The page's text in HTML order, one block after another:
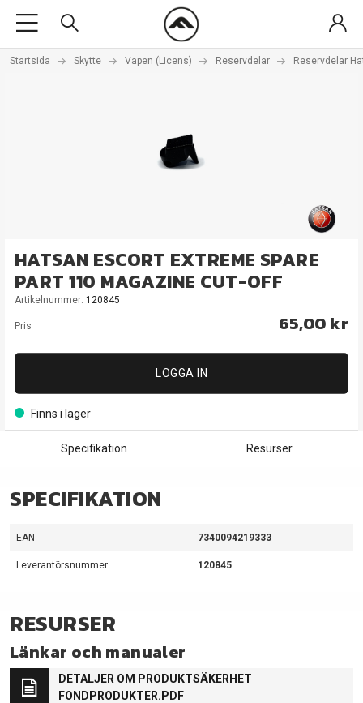
Startsida Skytte Vapen (Licens) Reservdelar Reservdelar
HATSAN ESCORT EXTREME SPARE
PART 110 MAGAZINE CUT-OFF
Artikelnummer: 120845
Pris 65,00 kr
LOGGA IN
Finns i lager
Specifikation Resurser
SPECIFIKATION
EAN 7340094219333
Leverantörsnummer 120845
RESURSER
Länkar och manualer
DETALJER OM PRODUKTSÄKERHET
FONDPRODUKTER.PDF